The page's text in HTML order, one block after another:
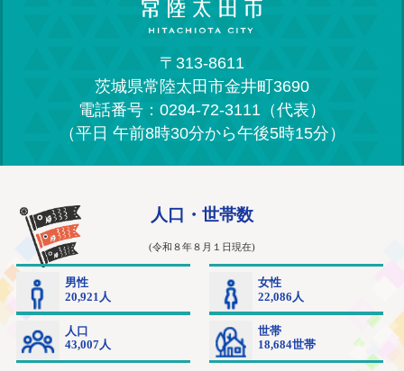
〒313-8611
茨城県常陸太田市金井町3690
電話番号：0294-72-3111（代表）
（平日 午前8時30分から午後5時15分）